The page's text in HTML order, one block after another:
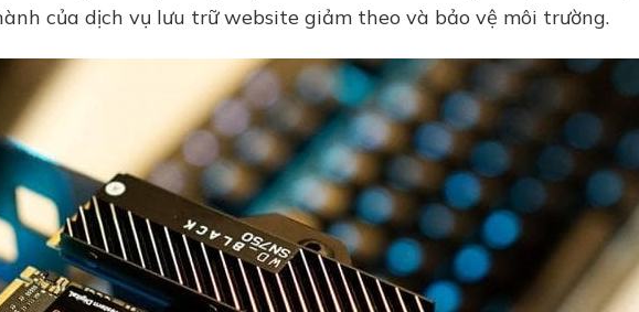
của dịch vụ lưu trữ website giảm theo và bảo vệ môi trường.